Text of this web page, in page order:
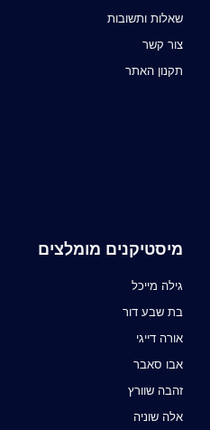
שאלות ותשובות
צור קשר
תקנון האתר
מיסטיקנים מומלצים
גילה מייכל
בת שבע דור
אורה דייגי
אבו סאבר
זהבה שוורץ
אלה שוניה